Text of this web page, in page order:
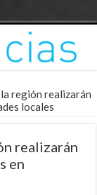
región realizarán
locales
realizarán
en